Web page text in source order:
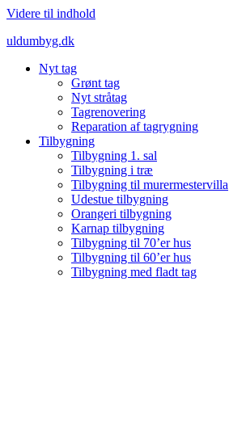
Videre til indhold
uldumbyg.dk
Nyt tag
Grønt tag
Nyt stråtag
Tagrenovering
Reparation af tagrygning
Tilbygning
Tilbygning 1. sal
Tilbygning i træ
Tilbygning til murermestervilla
Udestue tilbygning
Orangeri tilbygning
Karnap tilbygning
Tilbygning til 70’er hus
Tilbygning til 60’er hus
Tilbygning med fladt tag